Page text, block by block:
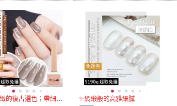
冰透細緻的復古選色；帶細碎光芒
免運券
✨綢緞般的高雅細膩